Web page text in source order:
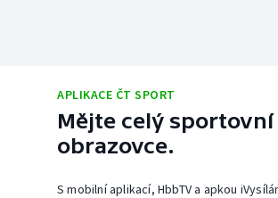
APLIKACE ČT SPORT
Mějte celý
obrazovce.
S mobilní aplikací, HbbTV a apkou